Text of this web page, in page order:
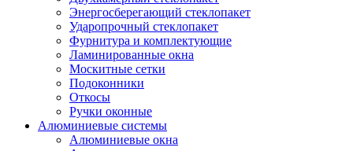
Энергосберегающий стеклопакет
Ударопрочный стеклопакет
Фурнитура и комплектующие
Ламинированные окна
Москитные сетки
Подоконники
Откосы
Ручки оконные
Алюминиевые системы
Алюминиевые окна